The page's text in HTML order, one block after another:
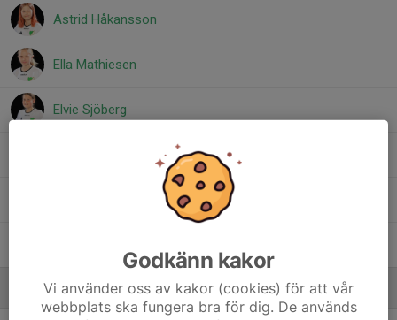
Astrid Håkansson
Ella Mathiesen
Elvie Sjöberg
Ledare
Godkänn kakor
Vi använder oss av kakor (cookies) för att vår
webbplats ska fungera bra för dig. De används